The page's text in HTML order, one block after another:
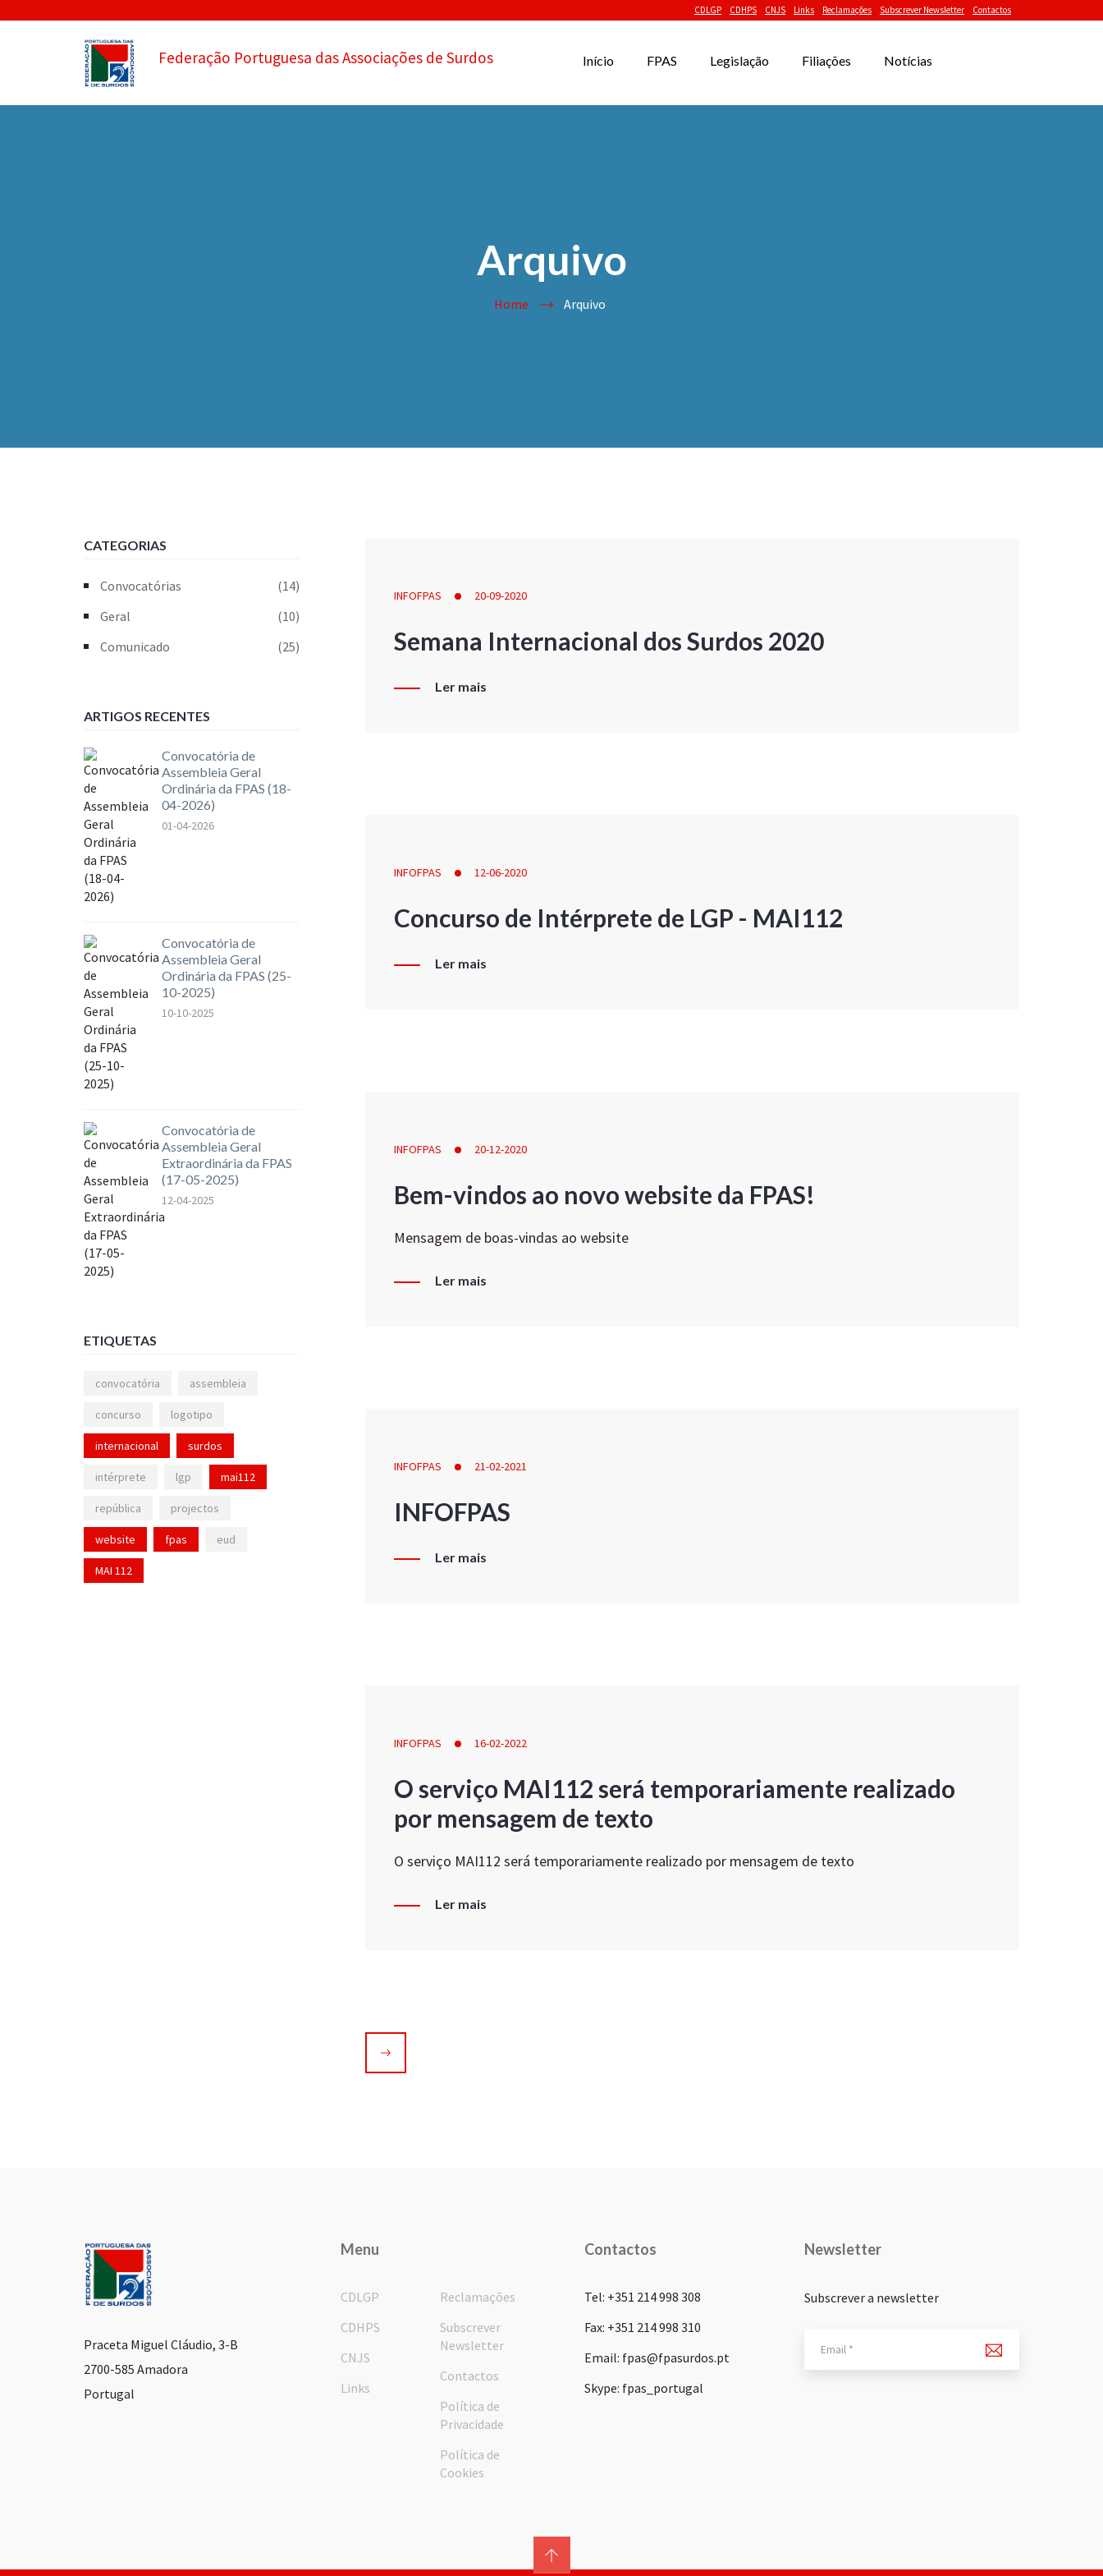
CDLGP CDHPS CNJS Links Reclamações Subscrever Newsletter Contactos
Federação Portuguesa das Associações de Surdos Início FPAS Legislação Filiações Notícias
Arquivo
Home Arquivo
INFOFPAS 20-09-2020
Semana Internacional dos Surdos 2020
Ler mais
INFOFPAS 12-06-2020
Concurso de Intérprete de LGP - MAI112
Ler mais
INFOFPAS 20-12-2020
Bem-vindos ao novo website da FPAS!
Mensagem de boas-vindas ao website
Ler mais
INFOFPAS 21-02-2021
INFOFPAS
Ler mais
INFOFPAS 16-02-2022
O serviço MAI112 será temporariamente realizado
por mensagem de texto
O serviço MAI112 será temporariamente realizado por mensagem de texto
Ler mais
CATEGORIAS
Convocatórias
(14)
Geral
(10)
Comunicado
(25)
ARTIGOS RECENTES
Convocatória de
Assembleia Geral
Ordinária da FPAS (18-
04-2026)
01-04-2026
Convocatória de
Assembleia Geral
Ordinária da FPAS (25-
10-2025)
10-10-2025
Convocatória de
Assembleia Geral
Extraordinária da FPAS
(17-05-2025)
12-04-2025
ETIQUETAS
convocatória assembleia
concurso logotipo
internacional surdos
intérprete lgp mai112
república projectos
website fpas eud
MAI 112
Praceta Miguel Cláudio, 3-B
2700-585 Amadora
Portugal
Menu
CDLGP
CDHPS
CNJS
Links
Reclamações
Subscrever
Newsletter
Contactos
Política de
Privacidade
Política de
Cookies
Contactos
Tel: +351 214 998 308
Fax: +351 214 998 310
Email: fpas@fpasurdos.pt
Skype: fpas_portugal
Newsletter
Subscrever a newsletter